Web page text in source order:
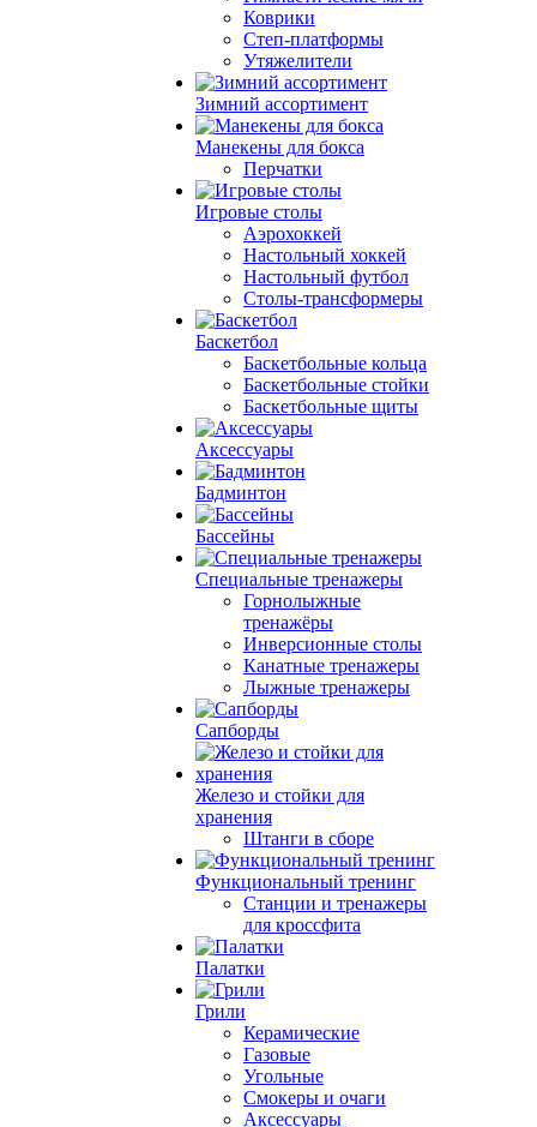
Коврики
Степ-платформы
Утяжелители
Зимний ассортимент
Манекены для бокса
Перчатки
Игровые столы
Аэрохоккей
Настольный хоккей
Настольный футбол
Столы-трансформеры
Баскетбол
Баскетбольные кольца
Баскетбольные стойки
Баскетбольные щиты
Аксессуары
Бадминтон
Бассейны
Специальные тренажеры
Горнолыжные
тренажёры
Инверсионные столы
Канатные тренажеры
Лыжные тренажеры
Сапборды
Железо и стойки для
хранения
Штанги в сборе
Функциональный тренинг
Станции и тренажеры
для кроссфита
Палатки
Грили
Керамические
Газовые
Угольные
Смокеры и очаги
Аксессуары